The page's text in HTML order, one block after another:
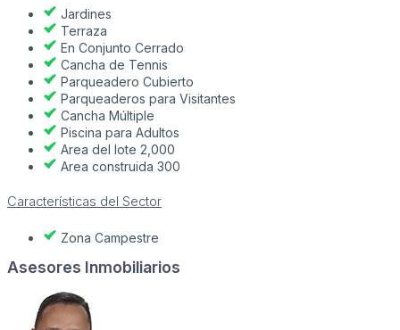
Jardines
Terraza
En Conjunto Cerrado
Cancha de Tennis
Parqueadero Cubierto
Parqueaderos para Visitantes
Cancha Múltiple
Piscina para Adultos
Area del lote 2,000
Area construida 300
Características del Sector
Zona Campestre
Asesores Inmobiliarios